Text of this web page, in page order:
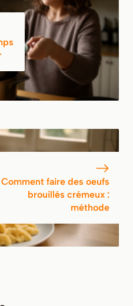
Comment faire des oeufs
brouillés crémeux :
méthode